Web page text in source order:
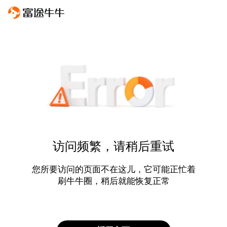
访问频繁，请稍后重试
您所要访问的页面不在这儿，它可能正忙着
刷牛牛圈，稍后就能恢复正常